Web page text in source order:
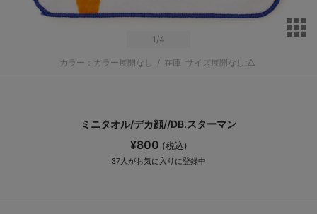
1 /4
カラー：カラー展開なし / 在庫 サイズ展開なし:△
ミニタオル/デカ顔//DB.スターマン
¥800 (税込)
37人がお気に入りに登録中